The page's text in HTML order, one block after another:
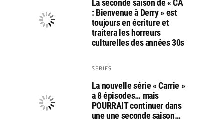
La seconde saison de « CA
: Bienvenue à Derry » est
toujours en écriture et
traitera les horreurs
culturelles des années 30s
SERIES
La nouvelle série « Carrie »
a 8 épisodes… mais
POURRAIT continuer dans
une une seconde saison…